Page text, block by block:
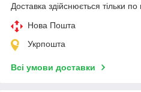
Доставка здійснюється тільки по
Нова Пошта
Укрпошта
Всі умови доставки